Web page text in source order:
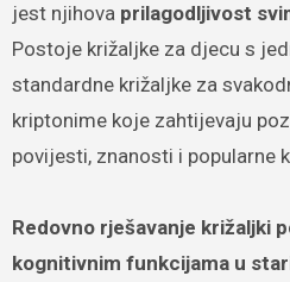
jest njihova prilagodljivost
Postoje križaljke za djecu s
standardne križaljke za
kriptonime koje zahtijevaju
povijesti, znanosti i popularne
Redovno rješavanje križaljki
kognitivnim funkcijama u